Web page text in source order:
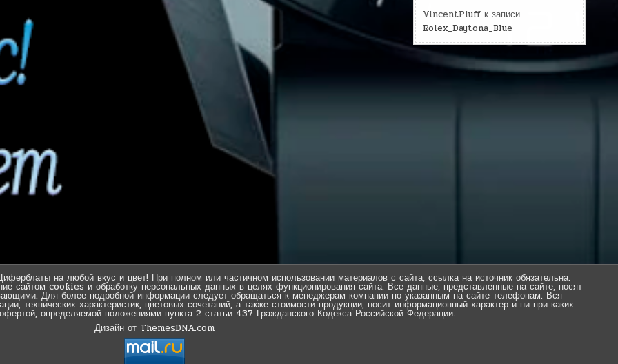
VincentPluffк записи
Rolex_Daytona_Blue
на любой вкус и цвет! При полном или частичном использовании материалов с сайта, ссылка на источник обязательна.
сайтом cookies и обработку персональных данных в целях функционирования сайта. Все данные, представленные на сайте, носят
Для более подробной информации следует обращаться к менеджерам компании по указанным на сайте телефонам. Вся
технических характеристик, цветовых сочетаний, а также стоимости продукции, носит информационный характер и ни при каких
определяемой положениями пункта 2 статьи 437 Гражданского Кодекса Российской Федерации.
Дизайн от ThemesDNA.com